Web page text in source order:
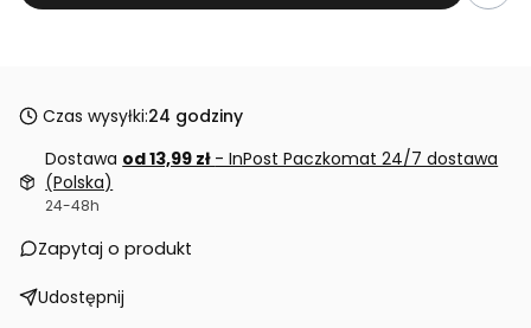
Czas wysyłki:24 godziny
Dostawa od 13,99 zł - InPost Paczkomat 24/7 dostawa
(Polska)
24-48h
Zapytaj o produkt
Udostępnij